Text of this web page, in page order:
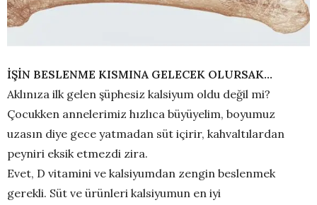
İŞİN BESLENME KISMINA GELECEK OLURSAK…
Aklınıza ilk gelen şüphesiz kalsiyum oldu değil mi?
Çocukken annelerimiz hızlıca büyüyelim, boyumuz
uzasın diye gece yatmadan süt içirir, kahvaltılardan
peyniri eksik etmezdi zira.
Evet, D vitamini ve kalsiyumdan zengin beslenmek
gerekli. Süt ve ürünleri kalsiyumun en iyi